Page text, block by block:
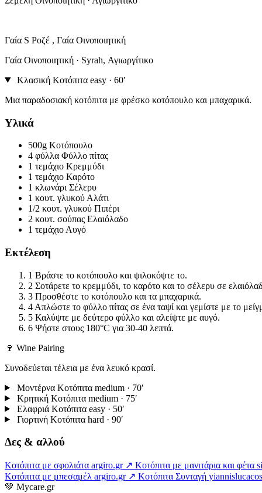
Γαία S Ροζέ , Γαία Οινοποιητική
Γαία Οινοποιητική · Syrah, Αγιωργίτικο
Κλασική Κοτόπιτα easy · 60′
Μια παραδοσιακή κοτόπιτα με φρέσκο κοτόπουλο και μπαχαρικά.
Υλικά
500g Κοτόπουλο
4 φύλλα Φύλλο πίτας
1 τεμάχιο Κρεμμύδι
1 τεμάχιο Καρότο
1 κλωνάρι Σέλερυ
1 κουτ. γλυκού Αλάτι
1/2 κουτ. γλυκού Πιπέρι
2 κουτ. σούπας Ελαιόλαδο
1 τεμάχιο Αυγό
Εκτέλεση
1 Βράστε το κοτόπουλο και ψιλοκόψτε το.
2 Σοτάρετε το κρεμμύδι, το καρότο και το σέλερυ σε
3 Προσθέστε το κοτόπουλο και τα μπαχαρικά.
4 Απλώστε το φύλλο πίτας σε ένα ταψί και γεμίστε με το
5 Καλύψτε με δεύτερο φύλλο και αλείψτε με αυγό.
6 Ψήστε στους 180°C για 30-40 λεπτά.
🍷 Wine Pairing
Συνοδεύεται τέλεια με ένα λευκό κρασί.
Μοντέρνα Κοτόπιτα medium · 70′
Κρητική Κοτόπιτα medium · 75′
Ελαφριά Κοτόπιτα easy · 50′
Γιορτινή Κοτόπιτα hard · 90′
Δες & αλλού
Κοτόπιτα με σφολιάτα argiro.gr ↗ Κοτόπιτα με μανιτάρια και φέτα
Κοτόπιτα με μπεσαμέλ argiro.gr ↗ Κοτόπιτα Συνταγή
💚 Mycare.gr